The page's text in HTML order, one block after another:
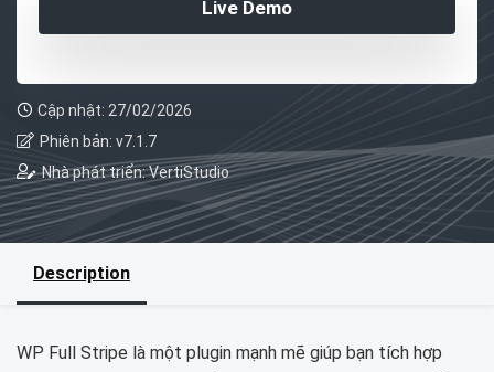
Live Demo
Cập nhật: 27/02/2026
Phiên bản: v7.1.7
Nhà phát triển: VertiStudio
Description
WP Full Stripe là một plugin mạnh mẽ giúp bạn tích hợp